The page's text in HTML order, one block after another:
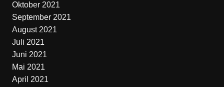
Oktober 2021
September 2021
August 2021
Juli 2021
Juni 2021
Mai 2021
April 2021